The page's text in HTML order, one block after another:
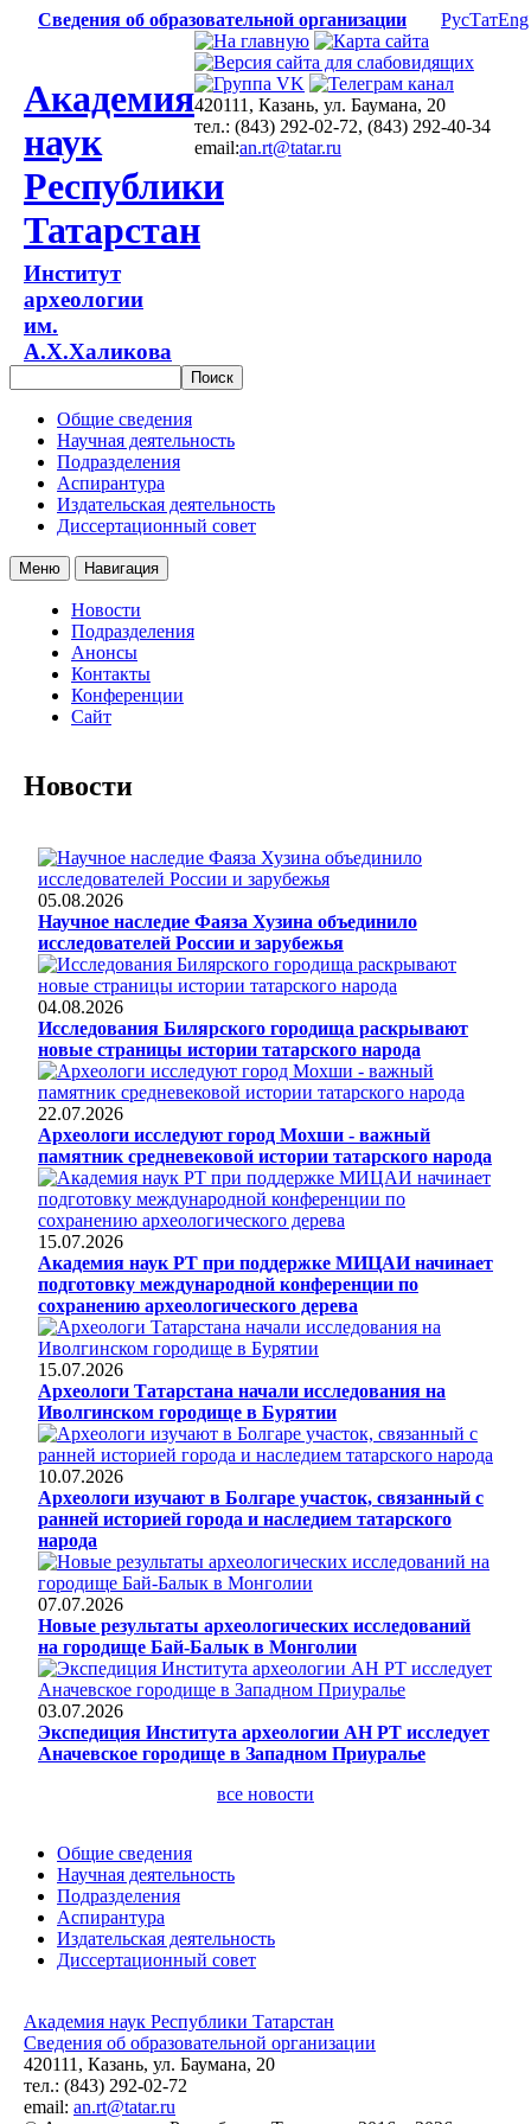
Сведения об образовательной организации РусТатEng
Академия
наук
Республики
Татарстан
Институт
археологии
им.
А.Х.Халикова
420111, Казань, ул. Баумана, 20
тел.: (843) 292-02-72, (843) 292-40-34
email:an.rt@tatar.ru
Общие сведения
Научная деятельность
Подразделения
Аспирантура
Издательская деятельность
Диссертационный совет
Меню Навигация
Новости
Подразделения
Анонсы
Контакты
Конференции
Сайт
Новости
05.08.2026
Научное наследие Фаяза Хузина объединило
исследователей России и зарубежья
04.08.2026
Исследования Билярского городища раскрывают
новые страницы истории татарского народа
22.07.2026
Археологи исследуют город Мохши - важный
памятник средневековой истории татарского народа
15.07.2026
Академия наук РТ при поддержке МИЦАИ начинает
подготовку международной конференции по
сохранению археологического дерева
15.07.2026
Археологи Татарстана начали исследования на
Иволгинском городище в Бурятии
10.07.2026
Археологи изучают в Болгаре участок, связанный с
ранней историей города и наследием татарского
народа
07.07.2026
Новые результаты археологических исследований
на городище Бай-Балык в Монголии
03.07.2026
Экспедиция Института археологии АН РТ исследует
Аначевское городище в Западном Приуралье
все новости
Общие сведения
Научная деятельность
Подразделения
Аспирантура
Издательская деятельность
Диссертационный совет
Академия наук Республики Татарстан
Сведения об образовательной организации
420111, Казань, ул. Баумана, 20
тел.: (843) 292-02-72
email: an.rt@tatar.ru